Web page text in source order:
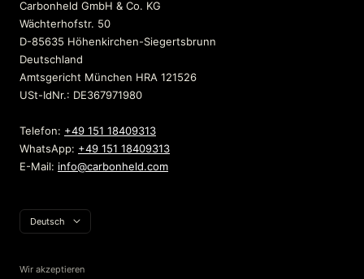
Carbonheld GmbH & Co. KG
Wächterhofstr. 50
D-85635 Höhenkirchen-Siegertsbrunn
Deutschland
Amtsgericht München HRA 121526
USt-IdNr.: DE367971980
Telefon: +49 151 18409313
WhatsApp: +49 151 18409313
E-Mail: info@carbonheld.com
Sprache
Deutsch
Wir akzeptieren